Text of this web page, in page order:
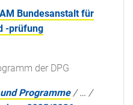
Bundesanstalt für
-prüfung
der DPG
Programme /… /